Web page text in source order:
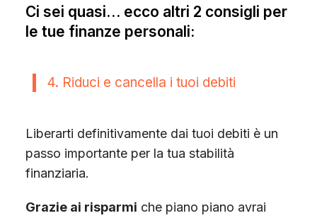
Ci sei quasi… ecco altri 2 consigli per
le tue finanze personali:
4. Riduci e cancella i tuoi debiti
Liberarti definitivamente dai tuoi debiti è un
passo importante per la tua stabilità
finanziaria.
Grazie ai risparmi che piano piano avrai